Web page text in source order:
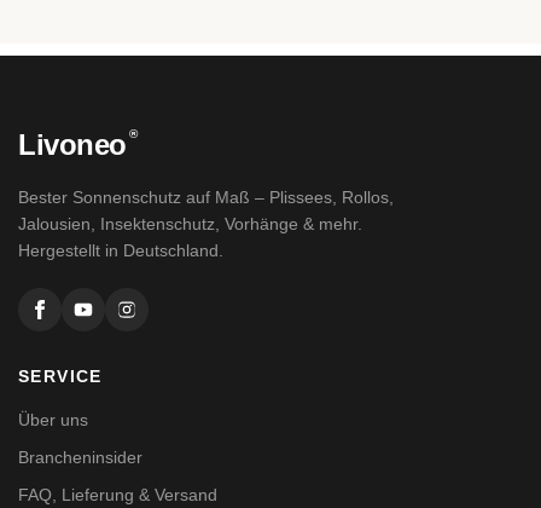
Livoneo ®
Bester Sonnenschutz auf Maß – Plissees, Rollos,
Jalousien, Insektenschutz, Vorhänge & mehr.
Hergestellt in Deutschland.
SERVICE
Über uns
Brancheninsider
FAQ, Lieferung & Versand